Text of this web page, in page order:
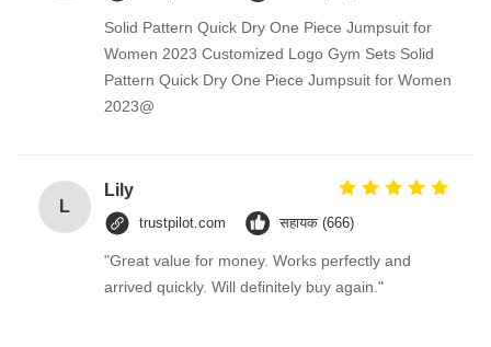
Solid Pattern Quick Dry One Piece Jumpsuit for
Women 2023 Customized Logo Gym Sets Solid
Pattern Quick Dry One Piece Jumpsuit for Women
2023@
L
Lily
trustpilot.com सहायक (666)
"Great value for money. Works perfectly and
arrived quickly. Will definitely buy again."